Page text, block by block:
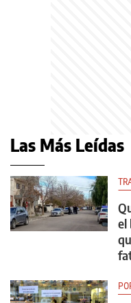
Las Más Leídas
el